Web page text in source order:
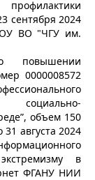
сентября 2024
ВО "ЧГУ им.
повышении
0000008572
социально-
объем 150
августа 2024
в
ФГАНУ НИИ